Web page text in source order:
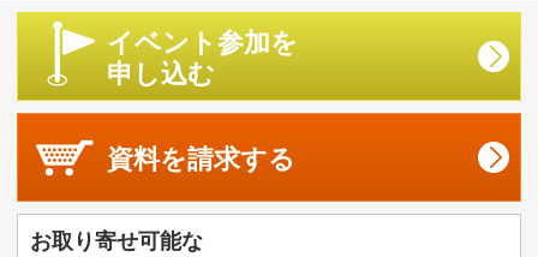
イベント参加を
申し込む
資料を請求する
お取り寄せ可能な